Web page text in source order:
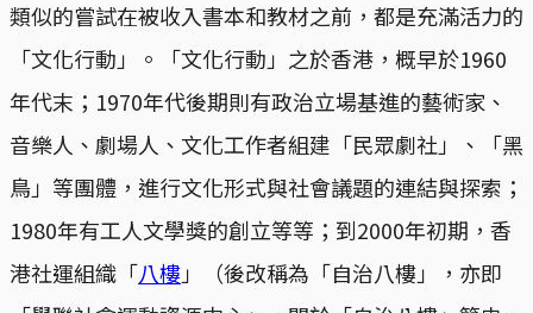
類似的嘗試在被收入書本和教材之前，都是充滿活力的
「文化行動」。「文化行動」之於香港，概早於1960
年代末；1970年代後期則有政治立場基進的藝術家、
音樂人、劇場人、文化工作者組建「民眾劇社」、「黑
鳥」等團體，進行文化形式與社會議題的連結與探索；
1980年有工人文學獎的創立等等；到2000年初期，香
港社運組織「八樓」（後改稱為「自治八樓」，亦即